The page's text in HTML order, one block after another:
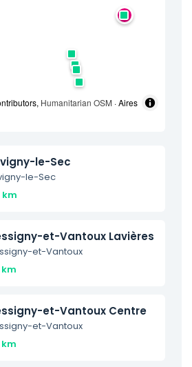
Humanitarian OSM · Aires
le-Sec
le-Sec
km
et-Vantoux Lavières
et-Vantoux
km
et-Vantoux Centre
et-Vantoux
km